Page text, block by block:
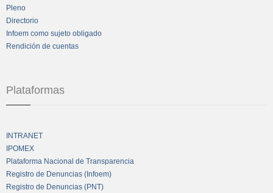
Pleno
Directorio
Infoem como sujeto obligado
Rendición de cuentas
Plataformas
INTRANET
IPOMEX
Plataforma Nacional de Transparencia
Registro de Denuncias (Infoem)
Registro de Denuncias (PNT)